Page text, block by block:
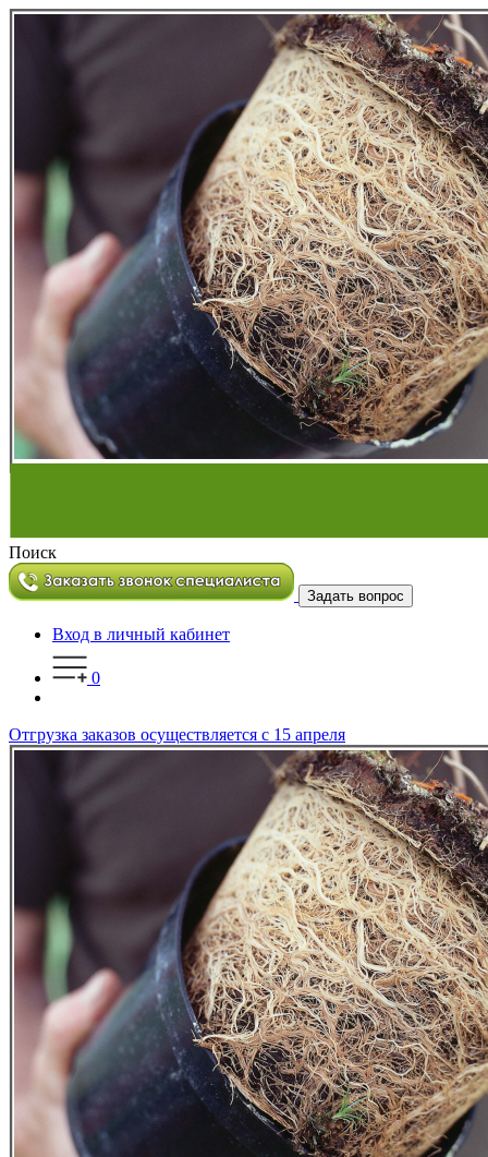
Поиск
Задать вопрос
Вход в личный кабинет
0
Отгрузка заказов осуществляется с 15 апреля